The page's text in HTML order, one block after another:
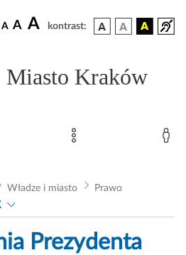
A A A kontrast:
Miasto Kraków
Władze i miasto
Prawo
Prezydenta